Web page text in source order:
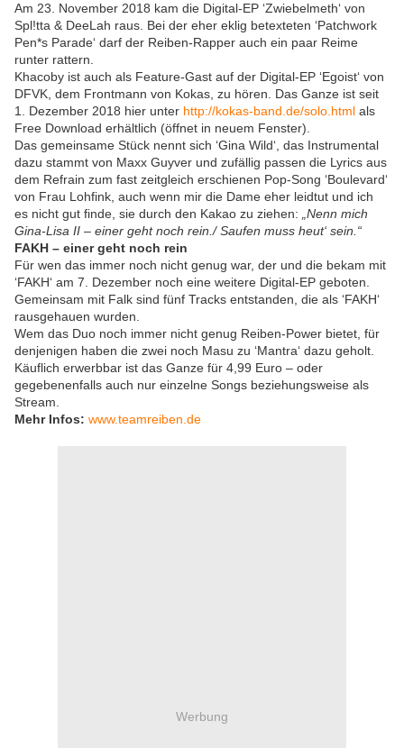
Am 23. November 2018 kam die Digital-EP ‘Zwiebelmeth‘ von
Spl!tta & DeeLah raus. Bei der eher eklig betexteten ‘Patchwork
Pen*s Parade‘ darf der Reiben-Rapper auch ein paar Reime
runter rattern.
Khacoby ist auch als Feature-Gast auf der Digital-EP ‘Egoist‘ von
DFVK, dem Frontmann von Kokas, zu hören. Das Ganze ist seit
1. Dezember 2018 hier unter http://kokas-band.de/solo.html als
Free Download erhältlich (öffnet in neuem Fenster).
Das gemeinsame Stück nennt sich ‘Gina Wild‘, das Instrumental
dazu stammt von Maxx Guyver und zufällig passen die Lyrics aus
dem Refrain zum fast zeitgleich erschienen Pop-Song ‘Boulevard‘
von Frau Lohfink, auch wenn mir die Dame eher leidtut und ich
es nicht gut finde, sie durch den Kakao zu ziehen:
„Nenn mich
Gina-Lisa II – einer geht noch rein./ Saufen muss heut‘ sein.“
FAKH – einer geht noch rein
Für wen das immer noch nicht genug war, der und die bekam mit
‘FAKH‘ am 7. Dezember noch eine weitere Digital-EP geboten.
Gemeinsam mit Falk sind fünf Tracks entstanden, die als ‘FAKH‘
rausgehauen wurden.
Wem das Duo noch immer nicht genug Reiben-Power bietet, für
denjenigen haben die zwei noch Masu zu ‘Mantra‘ dazu geholt.
Käuflich erwerbbar ist das Ganze für 4,99 Euro – oder
gegebenenfalls auch nur einzelne Songs beziehungsweise als
Stream.
Mehr Infos: www.teamreiben.de
Werbung